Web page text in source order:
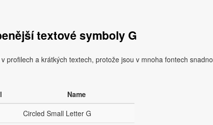
textové symboly G
profilech a krátkých textech, protože jsou v mnoha fontech snadno
Name
Circled Small Letter G